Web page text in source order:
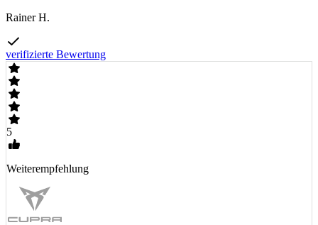
Rainer H.
verifizierte Bewertung
5
Weiterempfehlung